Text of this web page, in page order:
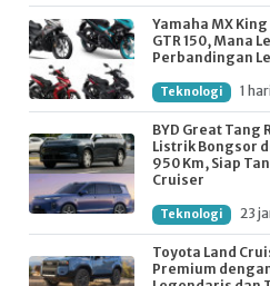
Yamaha MX
GTR 150, Mana
Perbandingan
Teknologi 1 hari
BYD Great Tang
Listrik Bongsor
950 Km, Siap
Cruiser
Teknologi 23
Toyota Land
Premium